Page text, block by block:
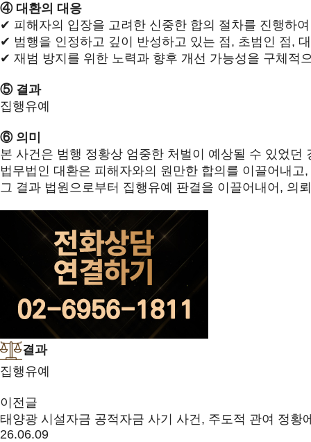
④ 대환의 대응
✔ 피해자의 입장을 고려한 신중한 합의 절차를 진행하
✔ 범행을 인정하고 깊이 반성하고 있는 점, 초범인 점,
✔ 재범 방지를 위한 노력과 향후 개선 가능성을 구체적
⑤ 결과
집행유예
⑥ 의미
본 사건은 범행 정황상 엄중한 처벌이 예상될 수 있었던
법무법인 대환은 피해자와의 원만한 합의를 이끌어내고 ,
그 결과 법원으로부터 집행유예 판결을 이끌어내어 , 의
결과
집행유예
이전글
태양광 시설자금 공적자금 사기 사건, 주도적 관여 정황
26.06.09